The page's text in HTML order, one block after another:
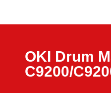
OKI Drum
C9200/